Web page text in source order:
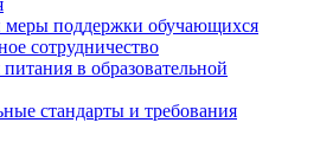
поддержки обучающихся
сотрудничество
в образовательной
стандарты и требования